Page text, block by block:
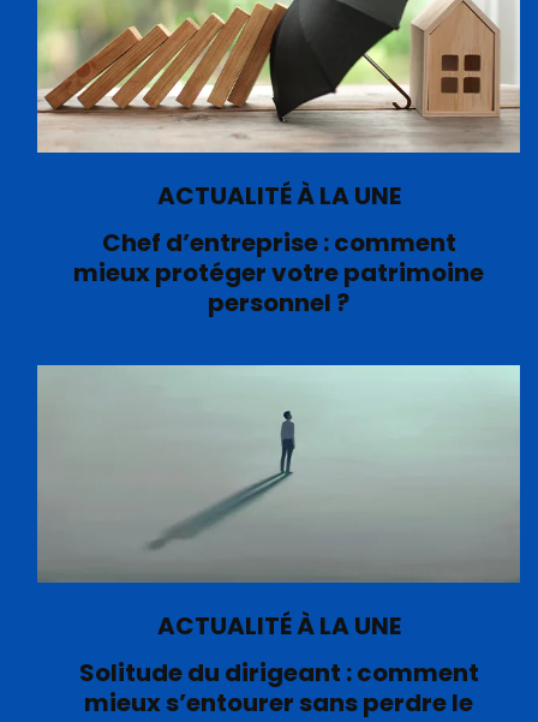
ACTUALITÉ À LA UNE
Chef d’entreprise : comment
mieux protéger votre patrimoine
personnel ?
ACTUALITÉ À LA UNE
Solitude du dirigeant : comment
mieux s’entourer sans perdre le